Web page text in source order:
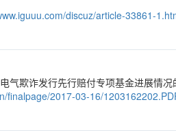
discuz/article-33861-
气欺诈发行先行赔付专项基金进展情况
finalpage/2017-03-16/